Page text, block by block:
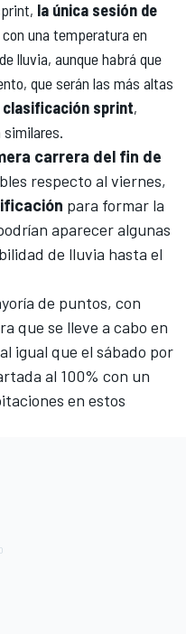
la única sesión de
una temperatura en
lluvia, aunque habrá que
que serán las más altas
clasificación sprint,
similares.
carrera del fin de
respecto al viernes,
para formar la
aparecer algunas
de lluvia hasta el
de puntos, con
que se lleve a cabo en
igual que el sábado por
al 100% con un
en estos